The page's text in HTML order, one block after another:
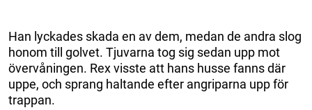
Han lyckades skada en av dem, medan de andra slog
honom till golvet. Tjuvarna tog sig sedan upp mot
övervåningen. Rex visste att hans husse fanns där
uppe, och sprang haltande efter angriparna upp för
trappan.